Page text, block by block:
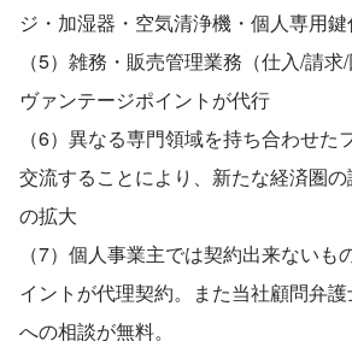
ジ・加湿器・空気清浄機・個人専用鍵
（5）雑務・販売管理業務（仕入/請
ヴァンテージポイントが代行
（6）異なる専門領域を持ち合わせた
交流することにより、新たな経済圏
の拡大
（7）個人事業主では契約出来ないも
イントが代理契約。また当社顧問弁
への相談が無料。